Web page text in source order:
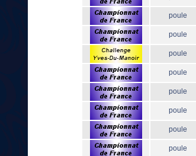
poule
poule
poule
poule
poule
poule
poule
poule